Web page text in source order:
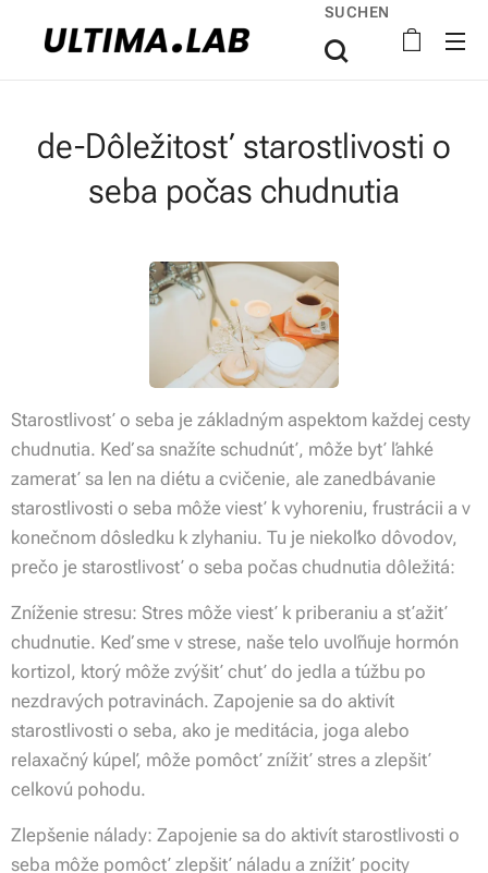
SUCHEN
de-Dôležitosť starostlivosti o
seba počas chudnutia
Starostlivosť o seba je základným aspektom každej cesty
chudnutia. Keď sa snažíte schudnúť, môže byť ľahké
zamerať sa len na diétu a cvičenie, ale zanedbávanie
starostlivosti o seba môže viesť k vyhoreniu, frustrácii a v
konečnom dôsledku k zlyhaniu. Tu je niekoľko dôvodov,
prečo je starostlivosť o seba počas chudnutia dôležitá:
Zníženie stresu: Stres môže viesť k priberaniu a sťažiť
chudnutie. Keď sme v strese, naše telo uvoľňuje hormón
kortizol, ktorý môže zvýšiť chuť do jedla a túžbu po
nezdravých potravinách. Zapojenie sa do aktivít
starostlivosti o seba, ako je meditácia, joga alebo
relaxačný kúpeľ, môže pomôcť znížiť stres a zlepšiť
celkovú pohodu.
Zlepšenie nálady: Zapojenie sa do aktivít starostlivosti o
seba môže pomôcť zlepšiť náladu a znížiť pocity